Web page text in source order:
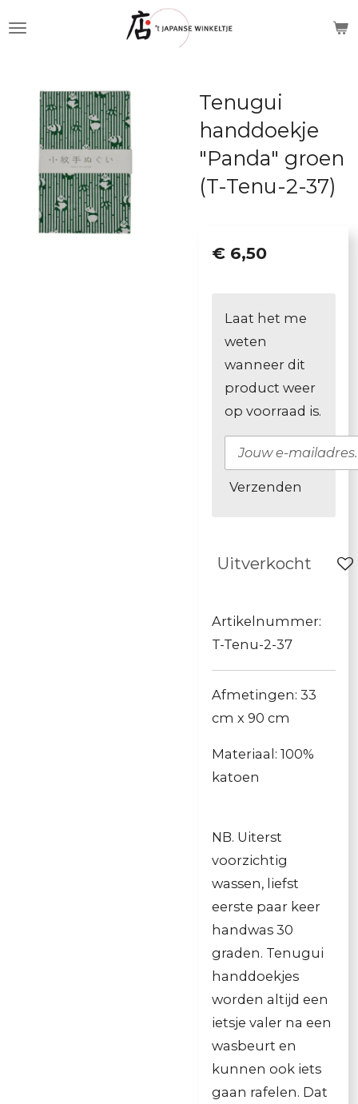
hoofdinhoud
Tenugui
handdoekje
"Panda" groen
(T-Tenu-2-37)
€ 6,50
Laat het me
weten
wanneer dit
product weer
op voorraad is.
Verzenden
Uitverkocht
Artikelnummer:
T-Tenu-2-37
Afmetingen: 33
cm x 90 cm
Materiaal: 100%
katoen
NB. Uiterst
voorzichtig
wassen, liefst
eerste paar keer
handwas 30
graden. Tenugui
handdoekjes
worden altijd een
ietsje valer na een
wasbeurt en
kunnen ook iets
gaan rafelen. Dat